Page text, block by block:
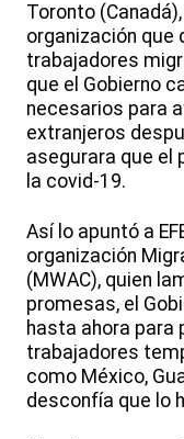
Toronto
organización que
trabajadores
que el Gobierno
necesarios para
extranjeros
asegurara que el
la covid-19.
Así lo apuntó a
organización
(MWAC), quien
promesas, el
hasta ahora para
trabajadores
como México,
desconfía que lo